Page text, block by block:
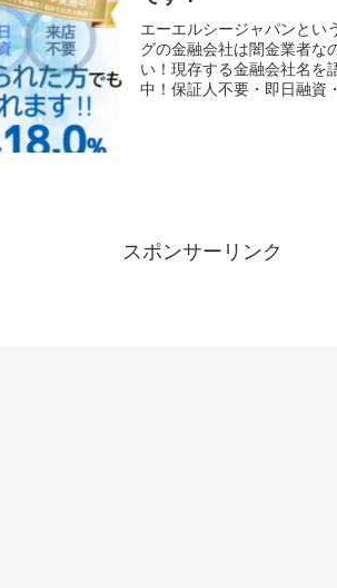
エーエルシージャパンとい
グの金融会社は闇金業者な
い！現存する金融会社名を
中！保証人不要・即日融資
スポンサーリンク